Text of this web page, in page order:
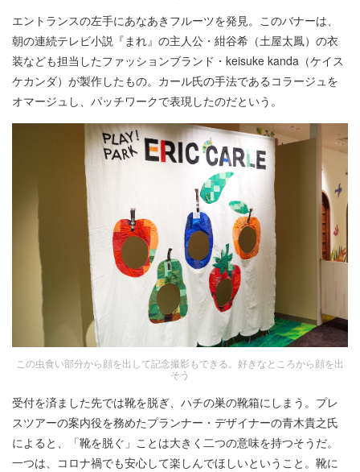
エントランスの左手にあなあきフルーツを発見。このバナーは、
朝の連続テレビ小説『まれ』の主人公・紺谷希（土屋太鳳）の衣
装なども担当したファッションブランド・keisuke kanda（ケイス
ケカンダ）が製作したもの。カール氏の手法であるコラージュを
オマージュし、パッチワークで表現したのだという。
この虫食い部分から顔を出して記念撮影もできる。好きなところから顔を出
そう
受付を済ました先では靴を脱ぎ、ハチの巣の靴箱にしまう。プレ
スツアーの案内役を務めたプランナー・デザイナーの青木貴之氏
によると、「靴を脱ぐ」ことは大きく二つの意味を持つそうだ。
一つは、コロナ禍でも安心して楽しんでほしいということ。靴に